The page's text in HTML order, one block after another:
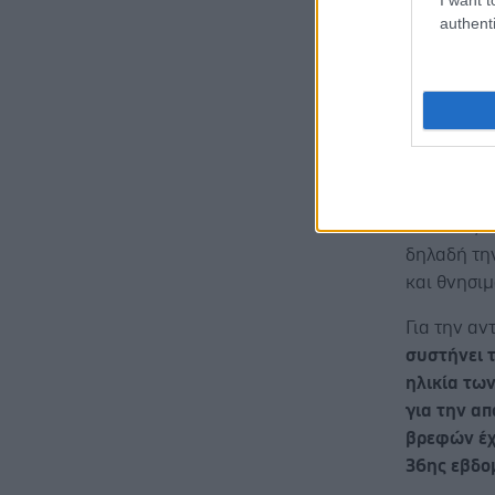
αύξηση
είχαν
Μάλιστα,
δηλαδή
και
Για την
συστήνει
ηλικία
για την
βρεφών
36ης